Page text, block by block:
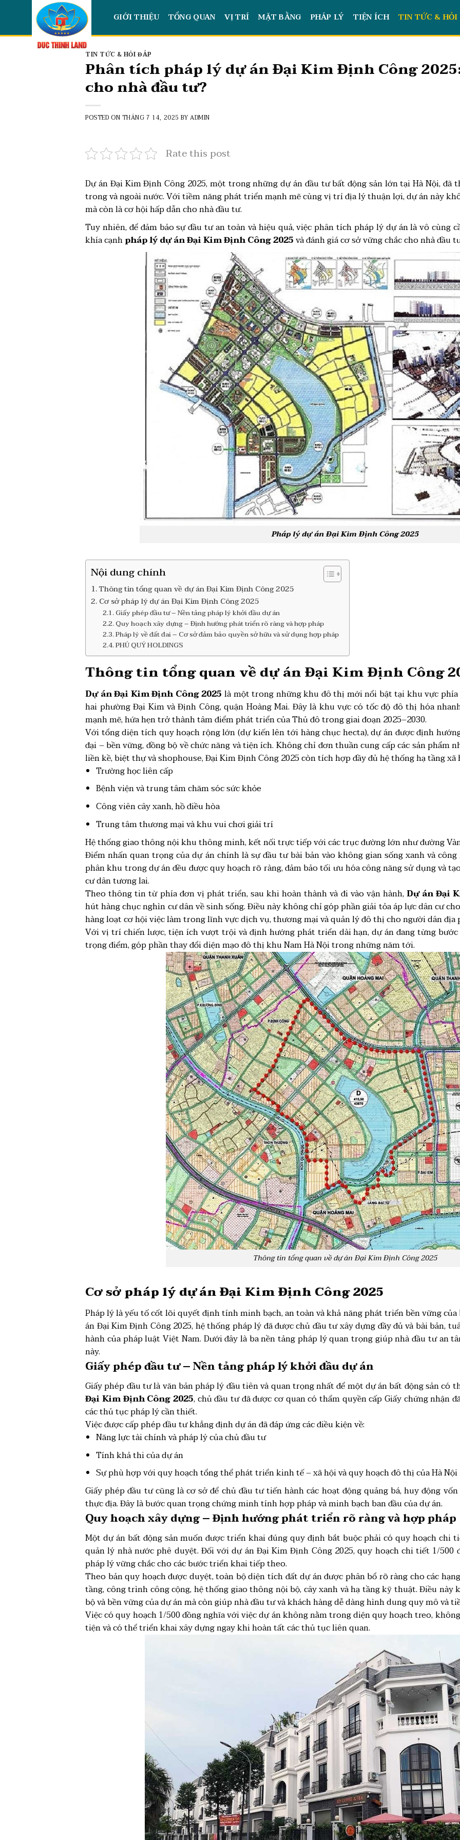
content
GIỚI THIỆU TỔNG QUAN VỊ TRÍ MẶT BẰNG PHÁP LÝ TIỆN ÍCH TIN TỨC &
TIN TỨC & HỎI ĐÁP
Phân tích pháp lý dự án Đại Kim Định Công
cho nhà đầu tư?
POSTED ON THÁNG 7 14, 2025 BY ADMIN
Rate this post
Dự án Đại Kim Định Công 2025, một trong những dự án đầu tư bất động sản lớn tại Hà Nội, đã
trong và ngoài nước. Với tiềm năng phát triển mạnh mẽ cùng vị trí địa lý thuận lợi, dự án này
mà còn là cơ hội hấp dẫn cho nhà đầu tư.
Tuy nhiên, để đảm bảo sự đầu tư an toàn và hiệu quả, việc phân tích pháp lý dự án là vô cùng
khía cạnhpháp lý dự án Đại Kim Định Công 2025và đánh giá cơ sở vững chắc cho nhà đầu
Pháp lý dự án Đại Kim Định Công 2025
Nội dung chính
Thông tin tổng quan về dự án Đại Kim Định Công 2025
Cơ sở pháp lý dự án Đại Kim Định Công 2025
Giấy phép đầu tư – Nền tảng pháp lý khởi đầu dự án
Quy hoạch xây dựng – Định hướng phát triển rõ ràng và hợp pháp
Pháp lý về đất đai – Cơ sở đảm bảo quyền sở hữu và sử dụng hợp pháp
PHÚ QUÝ HOLDINGS
Thông tin tổng quan về dự án Đại Kim Định Công
Dự án Đại Kim Định Công 2025 là một trong những khu đô thị mới nổi bật tại khu vực phía
hai phường Đại Kim và Định Công, quận Hoàng Mai. Đây là khu vực có tốc độ đô thị hóa
mạnh mẽ, hứa hẹn trở thành tâm điểm phát triển của Thủ đô trong giai đoạn 2025–2030.
Với tổng diện tích quy hoạch rộng lớn (dự kiến lên tới hàng chục hecta), dự án được định
đại – bền vững, đồng bộ về chức năng và tiện ích. Không chỉ đơn thuần cung cấp các sản phẩm
liền kề, biệt thự và shophouse, Đại Kim Định Công 2025 còn tích hợp đầy đủ hệ thống hạ tầng
Trường học liên cấp
Bệnh viện và trung tâm chăm sóc sức khỏe
Công viên cây xanh, hồ điều hòa
Trung tâm thương mại và khu vui chơi giải trí
Hệ thống giao thông nội khu thông minh, kết nối trực tiếp với các trục đường lớn như đường
Điểm nhấn quan trọng của dự án chính là sự đầu tư bài bản vào không gian sống xanh và
phân khu trong dự án đều được quy hoạch rõ ràng, đảm bảo tối ưu hóa công năng sử dụng và
cư dân tương lai.
Theo thông tin từ phía đơn vị phát triển, sau khi hoàn thành và đi vào vận hành,Dự án Đại
hút hàng chục nghìn cư dân về sinh sống. Điều này không chỉ góp phần giải tỏa áp lực dân cư
hàng loạt cơ hội việc làm trong lĩnh vực dịch vụ, thương mại và quản lý đô thị cho người dân địa
Với vị trí chiến lược, tiện ích vượt trội và định hướng phát triển dài hạn, dự án đang từng
trọng điểm, góp phần thay đổi diện mạo đô thị khu Nam Hà Nội trong những năm tới.
Thông tin tổng quan về dự án Đại Kim Định Công 2025
Cơ sởpháp lý dự án Đại Kim Định Công 2025
Pháp lý là yếu tố cốt lõi quyết định tính minh bạch, an toàn và khả năng phát triển bền vững
án Đại Kim Định Công 2025, hệ thống pháp lý đã được chủ đầu tư xây dựng đầy đủ và bài bản,
hành của pháp luật Việt Nam. Dưới đây là ba nền tảng pháp lý quan trọng giúp nhà đầu tư an
này.
Giấy phép đầu tư – Nền tảng pháp lý khởi đầu dự án
Giấy phép đầu tư là văn bản pháp lý đầu tiên và quan trọng nhất để một dự án bất động sản
Đại Kim Định Công 2025, chủ đầu tư đã được cơ quan có thẩm quyền cấp Giấy chứng nhận
các thủ tục pháp lý cần thiết.
Việc được cấp phép đầu tư khẳng định dự án đã đáp ứng các điều kiện về:
Năng lực tài chính và pháp lý của chủ đầu tư
Tính khả thi của dự án
Sự phù hợp với quy hoạch tổng thể phát triển kinh tế – xã hội và quy hoạch đô thị của Hà Nội
Giấy phép đầu tư cũng là cơ sở để chủ đầu tư tiến hành các hoạt động quảng bá, huy động
thực địa. Đây là bước quan trọng chứng minh tính hợp pháp và minh bạch ban đầu của dự án.
Quy hoạch xây dựng – Định hướng phát triển rõ ràng và hợp pháp
Một dự án bất động sản muốn được triển khai đúng quy định bắt buộc phải có quy hoạch chi
quản lý nhà nước phê duyệt. Đối với dự án Đại Kim Định Công 2025, quy hoạch chi tiết 1/500
pháp lý vững chắc cho các bước triển khai tiếp theo.
Theo bản quy hoạch được duyệt, toàn bộ diện tích đất dự án được phân bổ rõ ràng cho các
tầng, công trình công cộng, hệ thống giao thông nội bộ, cây xanh và hạ tầng kỹ thuật. Điều
bộ và bền vững của dự án mà còn giúp nhà đầu tư và khách hàng dễ dàng hình dung quy mô và
Việc có quy hoạch 1/500 đồng nghĩa với việc dự án không nằm trong diện quy hoạch treo,
tiện và có thể triển khai xây dựng ngay khi hoàn tất các thủ tục liên quan.